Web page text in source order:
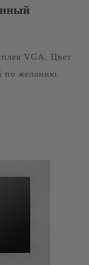
VGA. Цвет
по желанию.